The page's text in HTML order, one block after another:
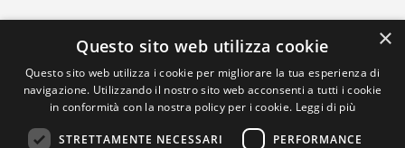
×
Questo sito web utilizza cookie
Questo sito web utilizza i cookie per migliorare la tua esperienza di
navigazione. Utilizzando il nostro sito web acconsenti a tutti i cookie
in conformità con la nostra policy per i cookie. Leggi di più
STRETTAMENTE NECESSARI PERFORMANCE